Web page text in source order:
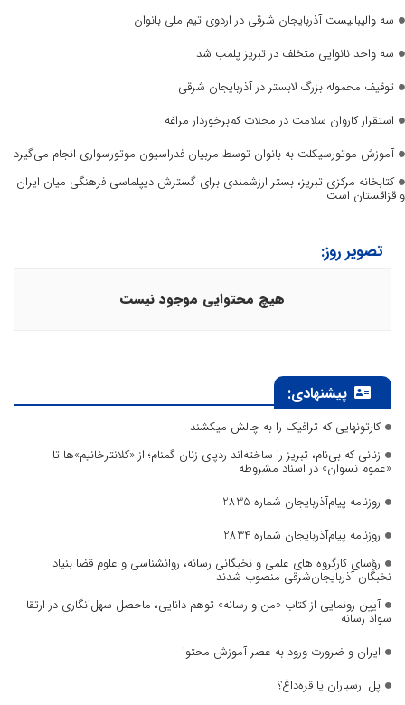
سه والیبالیست آذربایجان‌ شرقی در اردوی تیم ملی بانوان
سه واحد نانوایی متخلف در تبریز پلمب شد
توقیف محموله بزرگ لابستر در آذربایجان شرقی
استقرار کاروان سلامت در محلات کم‌برخوردار مراغه
آموزش موتورسیکلت به بانوان توسط مربیان فدراسیون موتورسواری انجام می‌گیرد
کتابخانه مرکزی تبریز، بستر ارزشمندی برای گسترش دیپلماسی فرهنگی میان ایران
و قزاقستان است
تصویر روز:
هیچ محتوایی موجود نیست
پیشنهادی:
کارتونهایی که ترافیک را به چالش میکشند
زنانی که بی‌نام، تبریز را ساخته‌اند ردپای زنان گمنام؛ از «کلانترخانیم»ها تا
«عموم نسوان» در اسناد مشروطه
روزنامه پیام‌آذربایجان شماره 2835
روزنامه پیام‌آذربایجان شماره 2834
رؤسای کارگروه های علمی و نخبگانی رسانه، روانشناسی و علوم قضا بنیاد
نخبگان آذربایجان‌شرقی منصوب شدند
آیین رونمایی از کتاب «من و رسانه» توهم دانایی، ماحصل سهل‌انگاری در ارتقا
سواد رسانه
ایران و ضرورت ورود به عصر آموزش محتوا
پل ارسباران یا قره‌داغ؟